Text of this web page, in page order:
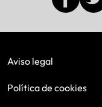
Aviso legal
Política de cookies